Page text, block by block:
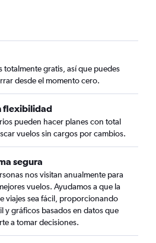
totalmente gratis, así que puedes
desde el momento cero.
flexibilidad
pueden hacer planes con total
vuelos sin cargos por cambios.
segura
nos visitan anualmente para
vuelos. Ayudamos a que la
viajes sea fácil, proporcionando
y gráficos basados en datos que
a tomar decisiones.